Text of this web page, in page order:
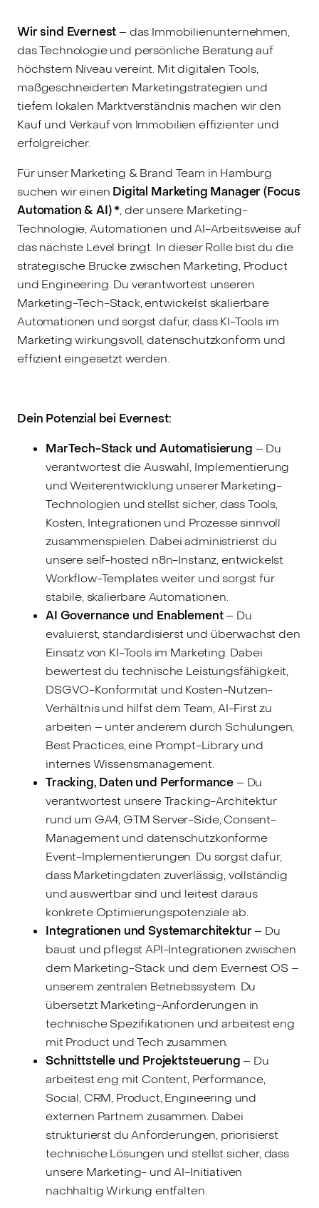
Wir sind Evernest– das Immobilienunternehmen,
das Technologie und persönliche Beratung auf
höchstem Niveau vereint. Mit digitalen Tools,
maßgeschneiderten Marketingstrategien und
tiefem lokalen Marktverständnis machen wir den
Kauf und Verkauf von Immobilien effizienter und
erfolgreicher.
Für unser Marketing & Brand Team in Hamburg
suchen wir einen Digital Marketing Manager (Focus
Automation & AI) *, der unsere Marketing-
Technologie, Automationen und AI-Arbeitsweise auf
das nächste Level bringt. In dieser Rolle bist du die
strategische Brücke zwischen Marketing, Product
und Engineering. Du verantwortest unseren
Marketing-Tech-Stack, entwickelst skalierbare
Automationen und sorgst dafür, dass KI-Tools im
Marketing wirkungsvoll, datenschutzkonform und
effizient eingesetzt werden.
Dein Potenzial bei Evernest:
MarTech-Stack und Automatisierung – Du
verantwortest die Auswahl, Implementierung
und Weiterentwicklung unserer Marketing-
Technologien und stellst sicher, dass Tools,
Kosten, Integrationen und Prozesse sinnvoll
zusammenspielen. Dabei administrierst du
unsere self-hosted n8n-Instanz, entwickelst
Workflow-Templates weiter und sorgst für
stabile, skalierbare Automationen.
AI Governance und Enablement– Du
evaluierst, standardisierst und überwachst den
Einsatz von KI-Tools im Marketing. Dabei
bewertest du technische Leistungsfähigkeit,
DSGVO-Konformität und Kosten-Nutzen-
Verhältnis und hilfst dem Team, AI-First zu
arbeiten – unter anderem durch Schulungen,
Best Practices, eine Prompt-Library und
internes Wissensmanagement.
Tracking, Daten und Performance– Du
verantwortest unsere Tracking-Architektur
rund um GA4, GTM Server-Side, Consent-
Management und datenschutzkonforme
Event-Implementierungen. Du sorgst dafür,
dass Marketingdaten zuverlässig, vollständig
und auswertbar sind und leitest daraus
konkrete Optimierungspotenziale ab.
Integrationen und Systemarchitektur– Du
baust und pflegst API-Integrationen zwischen
dem Marketing-Stack und dem Evernest OS –
unserem zentralen Betriebssystem. Du
übersetzt Marketing-Anforderungen in
technische Spezifikationen und arbeitest eng
mit Product und Tech zusammen.
Schnittstelle und Projektsteuerung– Du
arbeitest eng mit Content, Performance,
Social, CRM, Product, Engineering und
externen Partnern zusammen. Dabei
strukturierst du Anforderungen, priorisierst
technische Lösungen und stellst sicher, dass
unsere Marketing- und AI-Initiativen
nachhaltig Wirkung entfalten.